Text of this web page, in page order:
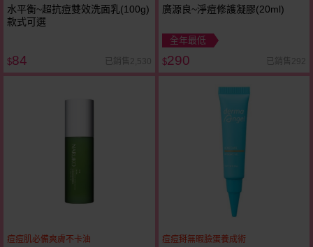
水平衡~超抗痘雙效洗面乳(100g)
款式可選
$84 已銷售2,530
廣源良~淨痘修護凝膠(20ml)
全年最低
$290 已銷售292
痘痘肌必備爽膚不卡油 痘痘掰無暇臉蛋養成術